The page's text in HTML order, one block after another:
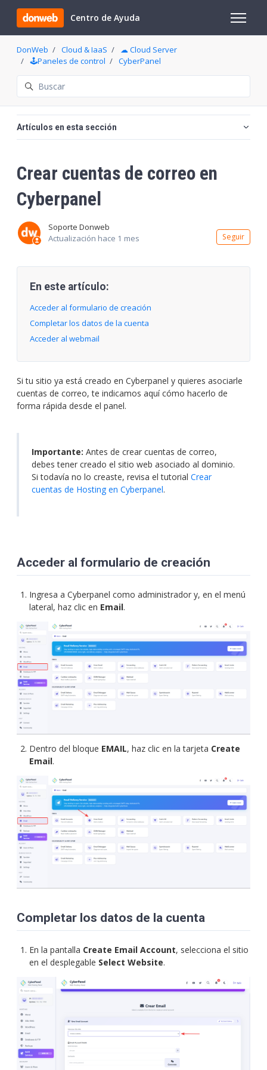
Saltar al contenido principal
Centro de Ayuda
Abrir/
DonWeb Cloud & IaaS
☁ Cloud Server
🕹️Paneles de control
CyberPanel
Búsqueda
Crear cuentas de correo en
Cyberpanel
Soporte Donweb
Actualización hace 1 mes Seguir
En este artículo:
Acceder al formulario de creación
Completar los datos de la cuenta
Acceder al webmail
Si tu sitio ya está creado en Cyberpanel y quieres asociarle
cuentas de correo, te indicamos aquí cómo hacerlo de
forma rápida desde el panel.
Importante: Antes de crear cuentas de correo,
debes tener creado el sitio web asociado al dominio.
Si todavía no lo creaste, revisa el tutorial Crear
cuentas de Hosting en Cyberpanel.
Acceder al formulario de creación
Ingresa a Cyberpanel como administrador y, en el menú
lateral, haz clic en Email.
Dentro del bloque EMAIL, haz clic en la tarjeta Create
Email.
Completar los datos de la cuenta
En la pantalla Create Email Account, selecciona el sitio
en el desplegable Select Website.
Artículos en esta sección